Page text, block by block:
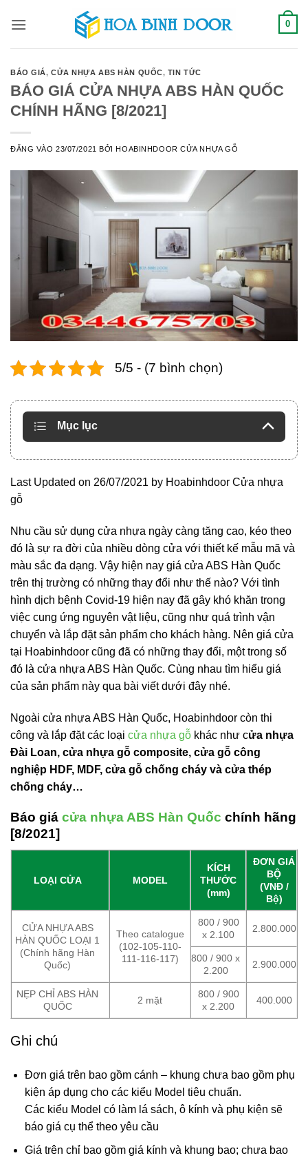
qua
0
BÁO GIÁ,CỬA NHỰA ABS HÀN QUỐC, TIN TỨC
BÁO GIÁ CỬA NHỰA ABS HÀN QUỐC
CHÍNH HÃNG [8/2021]
ĐĂNG VÀO23/07/2021 BỞIHOABINHDOOR CỬA NHỰA GỖ
5/5 - (7 bình chọn)
Mục lục
Last Updated on 26/07/2021 by Hoabinhdoor Cửa nhựa
gỗ
Nhu cầu sử dụng cửa nhựa ngày càng tăng cao, kéo theo
đó là sự ra đời của nhiều dòng cửa với thiết kế mẫu mã và
màu sắc đa dạng. Vậy hiện nay giá cửa ABS Hàn Quốc
trên thị trường có những thay đổi như thế nào? Với tình
hình dịch bệnh Covid-19 hiện nay đã gây khó khăn trong
việc cung ứng nguyên vật liệu, cũng như quá trình vận
chuyển và lắp đặt sản phẩm cho khách hàng. Nên giá cửa
tại Hoabinhdoor cũng đã có những thay đổi, một trong số
đó là cửa nhựa ABS Hàn Quốc. Cùng nhau tìm hiểu giá
của sản phẩm này qua bài viết dưới đây nhé.
Ngoài cửa nhựa ABS Hàn Quốc, Hoabinhdoor còn thi
công và lắp đặt các loại cửa nhựa gỗ khác như cửa nhựa
Đài Loan, cửa nhựa gỗ composite, cửa gỗ công
nghiệp HDF, MDF, cửa gỗ chống cháy và cửa thép
chống cháy…
Báo giá cửa nhựa ABS Hàn Quốc chính hãng
[8/2021]
LOẠI CỬA MODEL
KÍCH
THƯỚC
(mm)
ĐƠN GIÁ
BỘ
(VNĐ /
Bộ)
CỬA NHỰA ABS
HÀN QUỐC LOẠI 1
(Chính hãng Hàn
Quốc)
Theo catalogue
(102-105-110-
111-116-117)
800 / 900
x 2.100
2.800.000
800 / 900 x
2.200
2.900.000
NẸP CHỈ ABS HÀN
QUỐC
2 mặt
800 / 900
x 2.200
400.000
Ghi chú
Đơn giá trên bao gồm cánh – khung chưa bao gồm phụ
kiện áp dụng cho các kiểu Model tiêu chuẩn.
Các kiểu Model có làm lá sách, ô kính và phụ kiện sẽ
báo giá cụ thể theo yêu cầu
Giá trên chỉ bao gồm giá kính và khung bao; chưa bao